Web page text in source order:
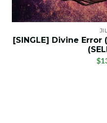
[SINGLE] Divine